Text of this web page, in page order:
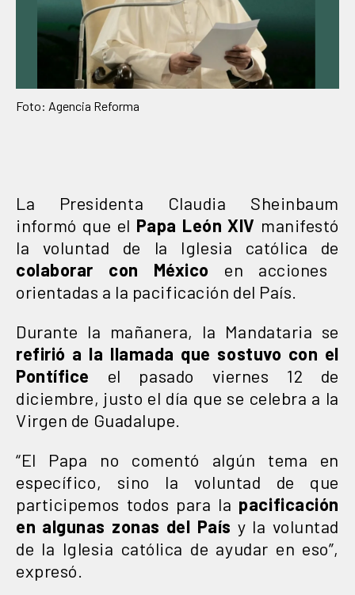
Foto: Agencia Reforma
La Presidenta Claudia Sheinbaum
informó que el Papa León XIV manifestó
la voluntad de la Iglesia católica de
colaborar con México en acciones
orientadas a la pacificación del País.
Durante la mañanera, la Mandataria se
refirió a la llamada que sostuvo con el
Pontífice el pasado viernes 12 de
diciembre, justo el día que se celebra a la
Virgen de Guadalupe.
“El Papa no comentó algún tema en
específico, sino la voluntad de que
participemos todos para la pacificación
en algunas zonas del País y la voluntad
de la Iglesia católica de ayudar en eso”,
expresó.